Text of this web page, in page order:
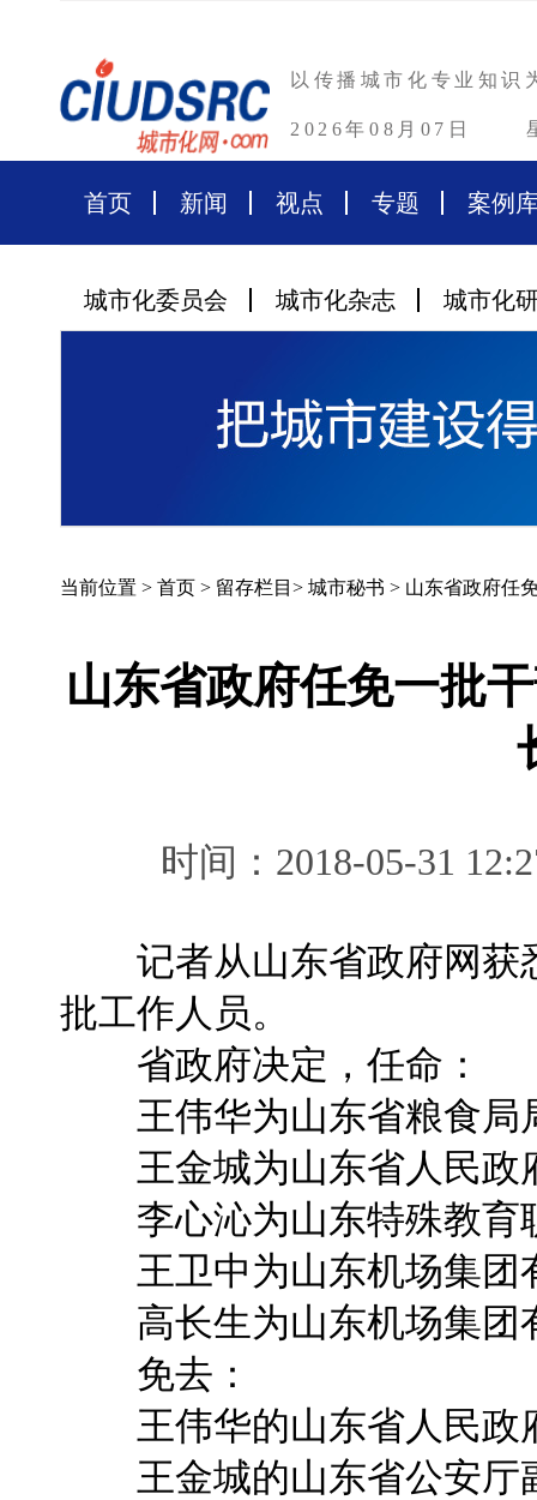
以传播城市化专业知识
2026年08月07日
首页 新闻 视点 专题 案例
城市化委员会 城市化杂志 城市化
当前位置 > 首页 > 留存栏目 > 城市秘书 > 山东省政府任
山东省政府任免一批
时间：2018-05-31
记者从山东省政府网获
批工作人员。
省政府决定，任命：
王伟华为山东省粮食局
王金城为山东省人民政
李心沁为山东特殊教育
王卫中为山东机场集团
高长生为山东机场集团
免去：
王伟华的山东省人民政
王金城的山东省公安厅